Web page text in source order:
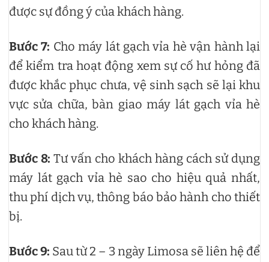
được sự đồng ý của khách hàng.
Bước 7: Cho máy lát gạch vỉa hè vận hành lại
để kiểm tra hoạt động xem sự cố hư hỏng đã
được khắc phục chưa, vệ sinh sạch sẽ lại khu
vực sửa chữa, bàn giao máy lát gạch vỉa hè
cho khách hàng.
Bước 8: Tư vấn cho khách hàng cách sử dụng
máy lát gạch vỉa hè sao cho hiệu quả nhất,
thu phí dịch vụ, thông báo bảo hành cho thiết
bị.
Bước 9: Sau từ 2 – 3 ngày Limosa sẽ liên hệ để